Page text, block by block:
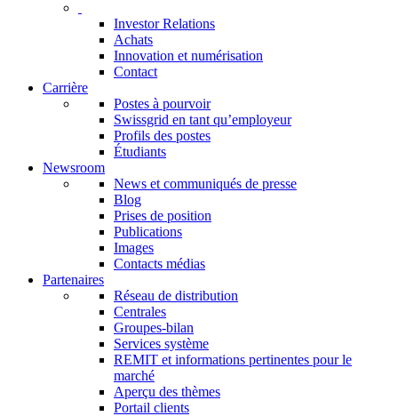
Investor Relations
Achats
Innovation et numérisation
Contact
Carrière
Postes à pourvoir
Swissgrid en tant qu’employeur
Profils des postes
Étudiants
Newsroom
News et communiqués de presse
Blog
Prises de position
Publications
Images
Contacts médias
Partenaires
Réseau de distribution
Centrales
Groupes-bilan
Services système
REMIT et informations pertinentes pour le
marché
Aperçu des thèmes
Portail clients